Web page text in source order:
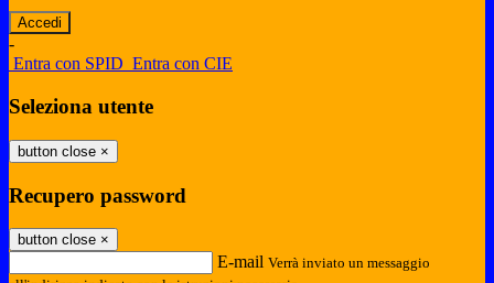
-
Entra con SPID Entra con CIE
Seleziona utente
button close ×
Recupero password
button close ×
E-mail Verrà inviato un messaggio